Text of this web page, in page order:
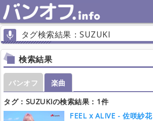
タグ検索結果：SUZUKI
検索結果
バンオフ
楽曲
タグ：SUZUKIの検索結果：1件
FEEL x ALIVE - 佐咲紗花